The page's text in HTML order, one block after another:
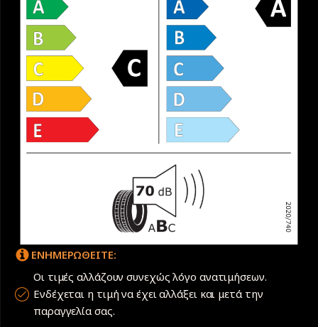
ΕΝΗΜΕΡΩΘΕΙΤΕ:
Οι τιμές αλλάζουν συνεχώς λόγο ανατιμήσεων.
Ενδέχεται η τιμή να έχει αλλάξει και μετά την
παραγγελία σας.